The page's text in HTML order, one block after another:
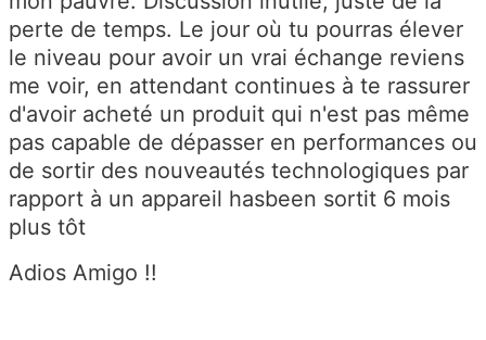
perte de temps. Le jour où tu pourras élever
le niveau pour avoir un vrai échange reviens
me voir, en attendant continues à te rassurer
d'avoir acheté un produit qui n'est pas même
pas capable de dépasser en performances ou
de sortir des nouveautés technologiques par
rapport à un appareil hasbeen sortit 6 mois
plus tôt
Adios Amigo !!